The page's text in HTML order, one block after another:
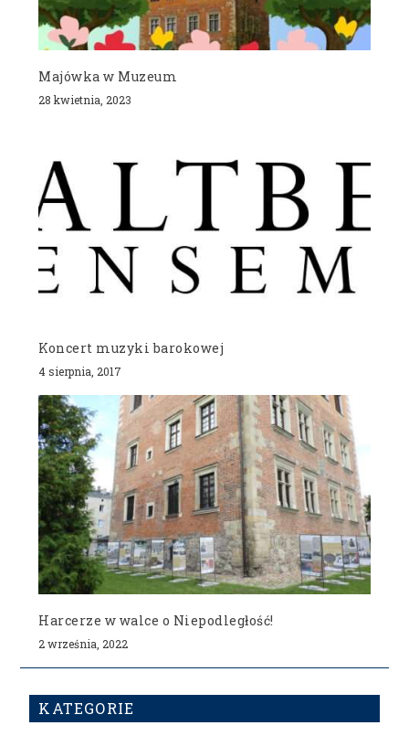
Majówka w Muzeum
28 kwietnia, 2023
Koncert muzyki barokowej
4 sierpnia, 2017
Harcerze w walce o Niepodległość!
2 września, 2022
KATEGORIE